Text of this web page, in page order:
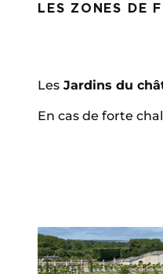
LES ZONES DE
Les Jardins du
En cas de forte